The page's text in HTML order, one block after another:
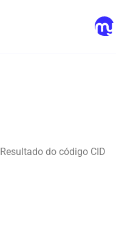
Resultado do código CID